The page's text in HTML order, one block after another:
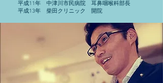
平成11年 中津川市民病院 耳鼻咽喉科部長
平成13年 柴田クリニック 開院